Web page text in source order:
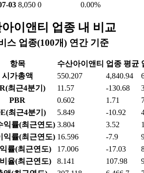
03 8,050 0 0.00%
이앤티 업종 내 비교
스 업종(100개) 연간 기준
항목 수산아이앤티 업종 평균
시가총액
550.207 4,840.94
최근4분기)
11.57 -130.68
PBR
0.602 1.71
최근4분기)
5.849 -10.92
익률(최근연도) 3.804 3.52
익률(최근연도) 16.596 -7.9
률(최근연도)
17.006 -17.03
율(최근연도)
8.141 107.98